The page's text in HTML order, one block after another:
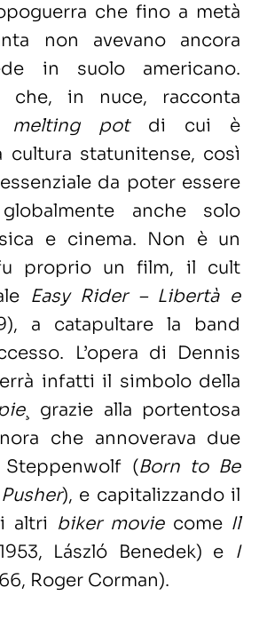
che fino a metà
non avevano ancora
in suolo americano.
che, in nuce, racconta
melting pot di cui è
cultura statunitense, così
da poter essere
anche solo
e cinema. Non è un
proprio un film, il cult
Easy Rider – Libertà e
a catapultare la band
L’opera di Dennis
infatti il simbolo della
¸ grazie alla portentosa
che annoverava due
(Born to Be
), e capitalizzando il
altri biker movie come Il
László Benedek) e I
Roger Corman).